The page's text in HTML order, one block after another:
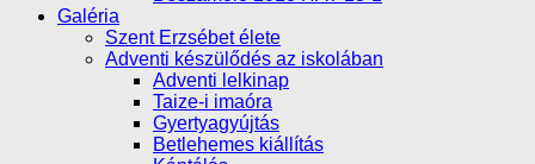
Galéria
Szent Erzsébet élete
Adventi készülődés az iskolában
Adventi lelkinap
Taize-i imaóra
Gyertyagyújtás
Betlehemes kiállítás